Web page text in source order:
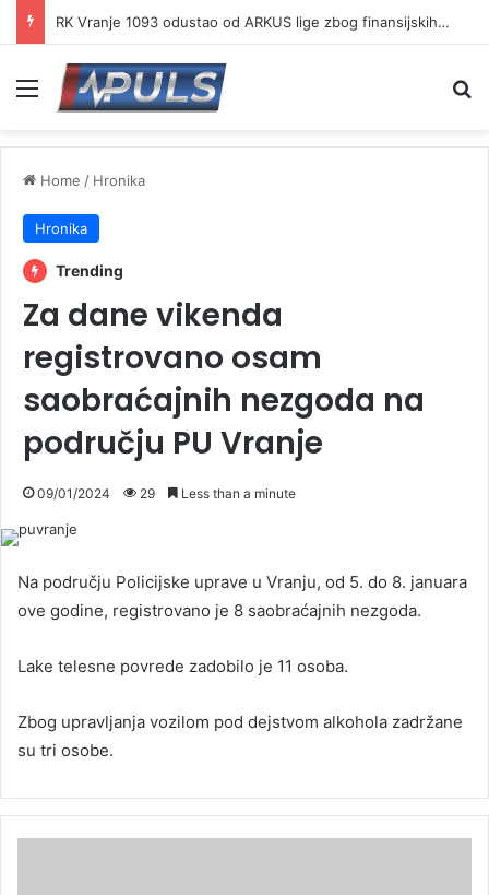
RK Vranje 1093 odustao od ARKUS lige zbog finansijskih problema
Menu
Home / Hronika
Hronika
Trending
Za dane vikenda
registrovano osam
saobraćajnih nezgoda na
području PU Vranje
09/01/2024 29 Less than a minute
Na području Policijske uprave u Vranju, od 5. do 8. januara
ove godine, registrovano je 8 saobraćajnih nezgoda.
Lake telesne povrede zadobilo je 11 osoba.
Zbog upravljanja vozilom pod dejstvom alkohola zadržane
su tri osobe.